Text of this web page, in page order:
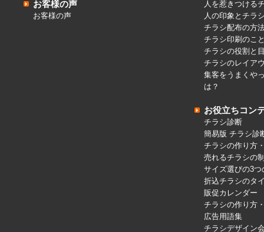
お客様の声
お客様の声
人を惹きつける
人の印象とチラ
チラシ配布の方
チラシ印刷のこ
チラシの役割と
チラシのレイア
集客をうまくや
は？
お役立ちコン
チラシ診断
簡易版 チラシ診
チラシの作り方
売れるチラシの
サイズ選びの3つ
折込チラシのタ
販促カレンダー
チラシの作り方
広告用語集
チラシデザイン